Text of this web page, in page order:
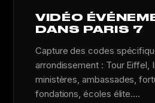
VIDÉO
DANS PARIS 7
Capture des codes
arrondissement : Tour Eiffel,
ministères, ambassades,
fondations, écoles élite....